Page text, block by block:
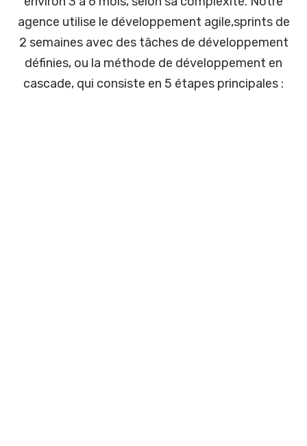
agence utilise le développement agile,sprints de
2 semaines avec des tâches de développement
définies, ou la méthode de développement en
cascade, qui consiste en 5 étapes principales :